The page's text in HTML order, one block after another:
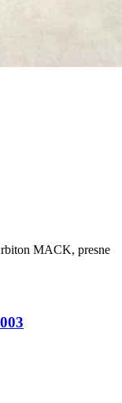
MACK, presne